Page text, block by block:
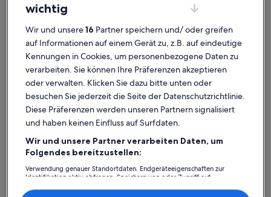
Entdecke unsere Auswahl an Ferienunterkünften nahe Sonnenbahn
Ladis-Fiss, in denen du dich ganz wie zu Hause fühlen kannst. Egal,
ob du in der Gruppe, mit deinem Haustier oder allein verreist, in
Ferienunterkünften findest du die Ausstattung, die du für einen
gelungenen Urlaub mit deinen Lieben brauchst. Dazu gehören zum
Beispiel Parkmöglichkeiten und ein Garten. Was du dir also auch
vorstellst, du findest bestimmt genau die Art von Unterkunft, die all
deine Bedürfnisse erfüllt – dir steht ein vielfältiges Angebot mit
allerlei Optionen zur Verfügung, einschließlich Häusern, die über
barrierarme Optionen verfügen oder geeignet für Nichtraucher
Finde Unterkünfte ganz nach deinem
Geschmack
wichtig
Wir und unsere16 Partner speichern und/ oder greifen
auf Informationen auf einem Gerät zu, z.B. auf eindeutige
Kennungen in Cookies, um personenbezogene Daten zu
verarbeiten. Sie können Ihre Präferenzen akzeptieren
oder verwalten. Klicken Sie dazu bitte unten oder
besuchen Sie jederzeit die Seite der Datenschutzrichtlinie.
Diese Präferenzen werden unseren Partnern signalisiert
und haben keinen Einfluss auf Surfdaten.
Wir und unsere Partner verarbeiten Daten, um
Folgendes bereitzustellen:
Verwendung genauer Standortdaten. Endgeräteeigenschaften zur
Identifikation aktiv abfragen. Speichern von oder Zugriff auf
Inhalte, Messung von Werbeleistung und der Performance von Inhalten,